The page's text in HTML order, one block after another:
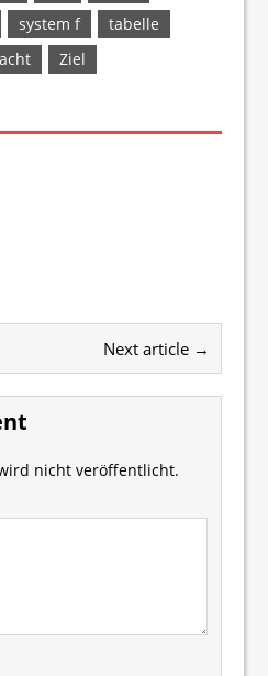
system f
tabelle
Ziel
Next article →
nicht veröffentlicht.